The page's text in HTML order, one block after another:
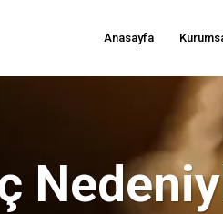
Anasayfa